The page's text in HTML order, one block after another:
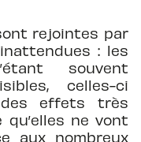
rejointes par
: les
souvent
celles-ci
effets très
qu’elles ne vont
aux nombreux